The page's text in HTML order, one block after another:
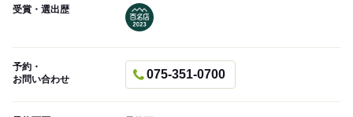
受賞・選出歴
予約・
お問い合わせ
075-351-0700